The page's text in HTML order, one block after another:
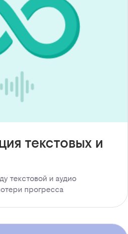
текстовых и
текстовой и аудио
прогресса